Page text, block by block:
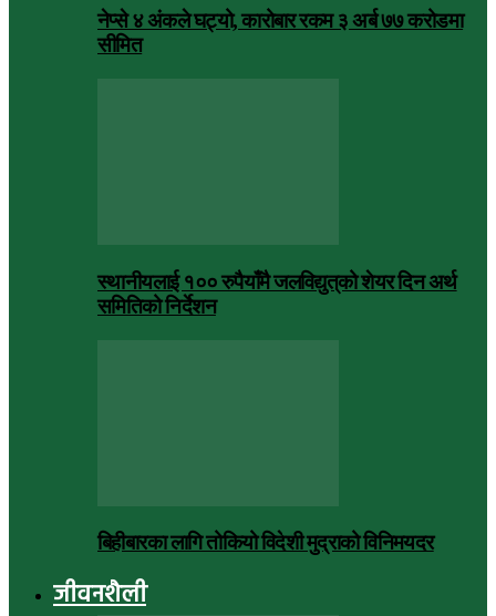
नेप्से ४ अंकले घट्यो, कारोबार रकम ३ अर्ब ७७ करोडमा
सीमित
स्थानीयलाई १०० रुपैयाँमै जलविद्युत्‌को शेयर दिन अर्थ
समितिको निर्देशन
बिहीबारका लागि तोकियो विदेशी मुद्राको विनिमयदर
जीवनशैली